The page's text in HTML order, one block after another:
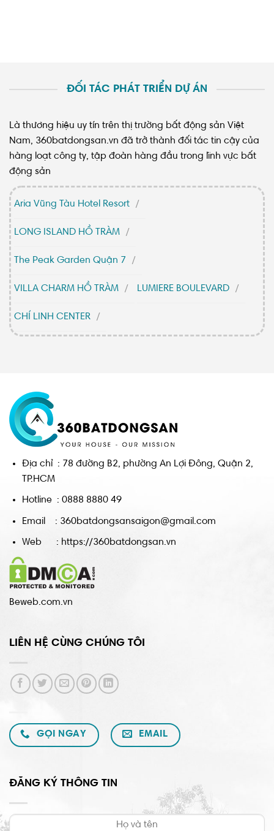
ĐỐI TÁC PHÁT TRIỂN DỰ ÁN
Là thương hiệu uy tín trên thị trường bất động sản Việt
Nam, 360batdongsan.vn đã trở thành đối tác tin cậy của
hàng loạt công ty, tập đoàn hàng đầu trong lĩnh vực bất
động sản
Aria Vũng Tàu Hotel Resort
LONG ISLAND HỒ TRÀM
The Peak Garden Quận 7
VILLA CHARM HỒ TRÀM LUMIERE BOULEVARD
CHÍ LINH CENTER
Địa chỉ : 78 đường B2, phường An Lợi Đông, Quận 2,
TP.HCM
Hotline : 0888 8880 49
Email : 360batdongsansaigon@gmail.com
Web : https://360batdongsan.vn
Beweb.com.vn
LIÊN HỆ CÙNG CHÚNG TÔI
GỌI NGAY EMAIL
ĐĂNG KÝ THÔNG TIN